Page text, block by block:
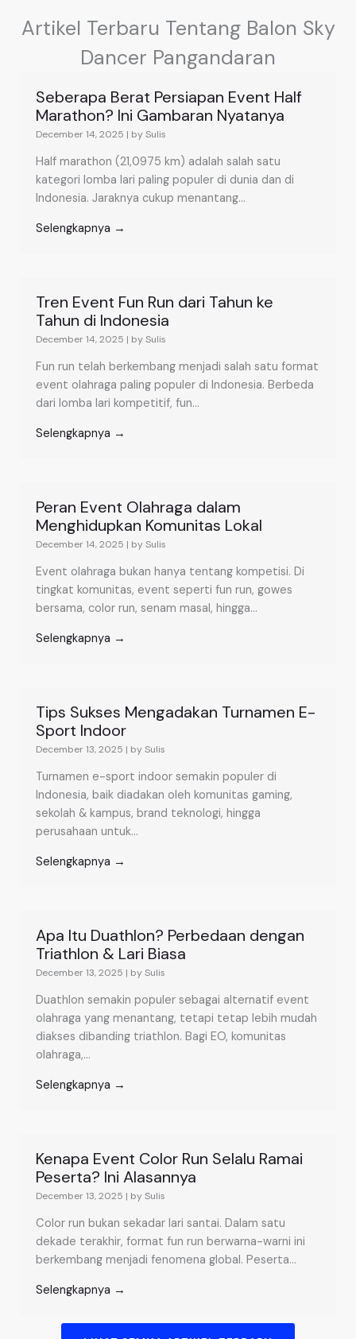
Artikel Terbaru Tentang Balon Sky
Dancer Pangandaran
Seberapa Berat Persiapan Event Half
Marathon? Ini Gambaran Nyatanya
December 14, 2025 | by Sulis
Half marathon (21,0975 km) adalah salah satu
kategori lomba lari paling populer di dunia dan di
Indonesia. Jaraknya cukup menantang...
Selengkapnya →
Tren Event Fun Run dari Tahun ke
Tahun di Indonesia
December 14, 2025 | by Sulis
Fun run telah berkembang menjadi salah satu format
event olahraga paling populer di Indonesia. Berbeda
dari lomba lari kompetitif, fun...
Selengkapnya →
Peran Event Olahraga dalam
Menghidupkan Komunitas Lokal
December 14, 2025 | by Sulis
Event olahraga bukan hanya tentang kompetisi. Di
tingkat komunitas, event seperti fun run, gowes
bersama, color run, senam masal, hingga...
Selengkapnya →
Tips Sukses Mengadakan Turnamen E-
Sport Indoor
December 13, 2025 | by Sulis
Turnamen e-sport indoor semakin populer di
Indonesia, baik diadakan oleh komunitas gaming,
sekolah & kampus, brand teknologi, hingga
perusahaan untuk...
Selengkapnya →
Apa Itu Duathlon? Perbedaan dengan
Triathlon & Lari Biasa
December 13, 2025 | by Sulis
Duathlon semakin populer sebagai alternatif event
olahraga yang menantang, tetapi tetap lebih mudah
diakses dibanding triathlon. Bagi EO, komunitas
olahraga,...
Selengkapnya →
Kenapa Event Color Run Selalu Ramai
Peserta? Ini Alasannya
December 13, 2025 | by Sulis
Color run bukan sekadar lari santai. Dalam satu
dekade terakhir, format fun run berwarna-warni ini
berkembang menjadi fenomena global. Peserta...
Selengkapnya →